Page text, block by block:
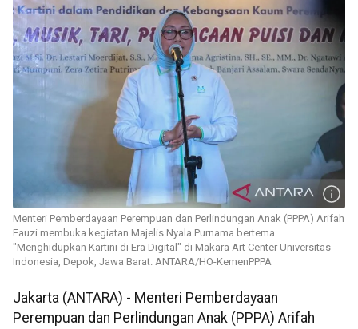
Menteri Pemberdayaan Perempuan dan Perlindungan Anak (PPPA) Arifah
Fauzi membuka kegiatan Majelis Nyala Purnama bertema
"Menghidupkan Kartini di Era Digital" di Makara Art Center Universitas
Indonesia, Depok, Jawa Barat. ANTARA/HO-KemenPPPA
Jakarta (ANTARA) - Menteri Pemberdayaan
Perempuan dan Perlindungan Anak (PPPA) Arifah